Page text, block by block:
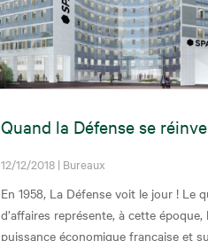
Quand la Défense se
12/12/2018| Bureaux
En 1958, La Défense voit le jour ! Le
d’affaires représente, à cette époque,
puissance économique française et